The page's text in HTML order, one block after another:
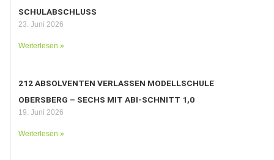
SCHULABSCHLUSS
23. Juni 2026
Weiterlesen »
212 ABSOLVENTEN VERLASSEN MODELLSCHULE
OBERSBERG – SECHS MIT ABI-SCHNITT 1,0
19. Juni 2026
Weiterlesen »